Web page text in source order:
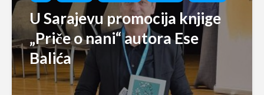
U Sarajevu promocija knjige
„Priče o nani“ autora Ese
Balića